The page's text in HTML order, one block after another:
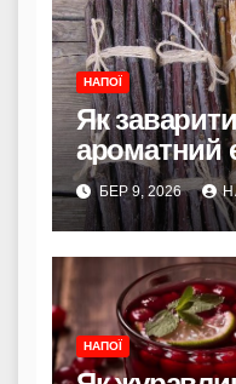
НАПОЇ
Як
ароматний
БЕР 9, 2026
НАПОЇ